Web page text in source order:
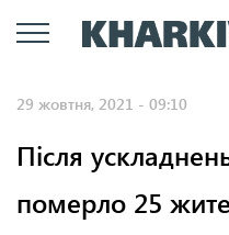
29 жовтня, 2021 - 09:10
Після
померло 25